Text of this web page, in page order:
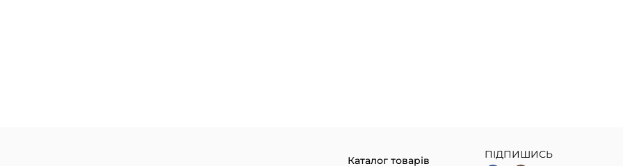
Каталог товарів ПІДПИШИСЬ